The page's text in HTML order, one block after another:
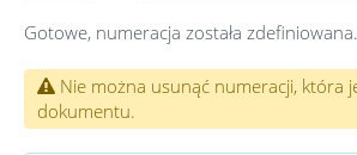
Gotowe, numeracja została zdefiniowana.
Nie można usunąć numeracji, która
dokumentu.